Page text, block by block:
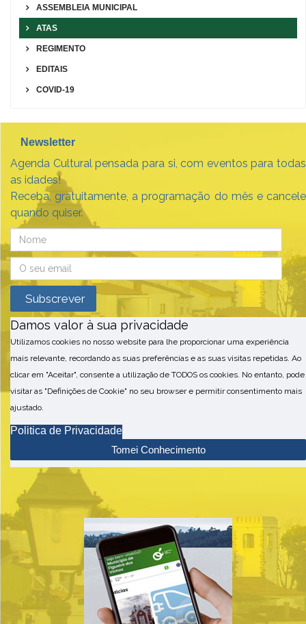
ASSEMBLEIA MUNICIPAL
ATAS
REGIMENTO
EDITAIS
COVID-19
Newsletter
Agenda Cultural pensada para si, com eventos para todas
as idades!
Receba, gratuitamente, a programação do mês e cancele
quando quiser.
Damos valor à sua privacidade
Utilizamos cookies no nosso website para lhe proporcionar uma experiência
mais relevante, recordando as suas preferências e as suas visitas repetidas. Ao
clicar em "Aceitar", consente a utilização de TODOS os cookies. No entanto, pode
visitar as "Definições de Cookie" no seu browser e permitir consentimento mais
ajustado.
Politica de Privacidade
Tomei Conhecimento